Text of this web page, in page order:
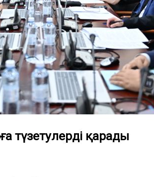
түзетулерді қарады